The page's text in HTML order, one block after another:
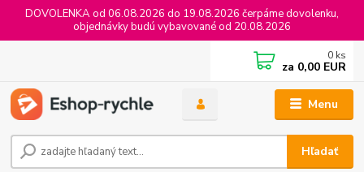
DOVOLENKA od 06.08.2026 do 19.08.2026 čerpáme dovolenku,
objednávky budú vybavované od 20.08.2026
Menu
Hľadať
0 ks
za 0,00 EUR